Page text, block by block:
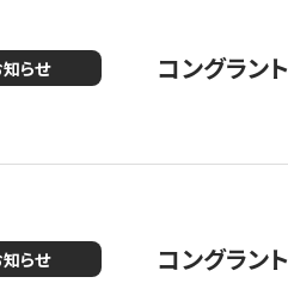
らせ コングラン
らせ コングラン